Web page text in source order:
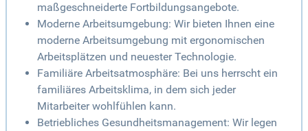
maßgeschneiderte Fortbildungsangebote.
Moderne Arbeitsumgebung: Wir bieten Ihnen eine
moderne Arbeitsumgebung mit ergonomischen
Arbeitsplätzen und neuester Technologie.
Familiäre Arbeitsatmosphäre: Bei uns herrscht ein
familiäres Arbeitsklima, in dem sich jeder
Mitarbeiter wohlfühlen kann.
Betriebliches Gesundheitsmanagement: Wir legen